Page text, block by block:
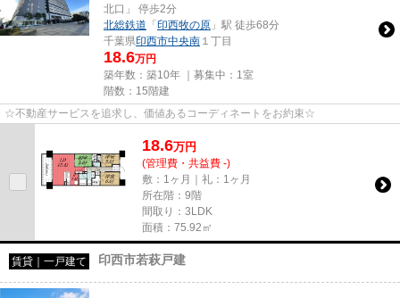
北口」 停歩2分
北総鉄道 「印西牧の原 」駅 徒歩68分
千葉県印西市中央南 １丁目
18.6万円
築年数：築10年 ｜募集中： 1室
階数：15階建
☆不動産サービスを追求し、価値あるコーディネートをお約束☆
18.6万円
(管理費・共益費 -)
敷：1ヶ月｜礼：1ヶ月
所在階：9階
間取り：3LDK
面積：75.92㎡
賃貸｜一戸建て 印西市若萩戸建